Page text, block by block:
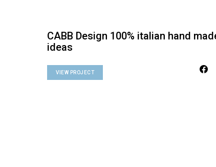
CABB Design 100% italian hand
ideas
VIEW PROJECT